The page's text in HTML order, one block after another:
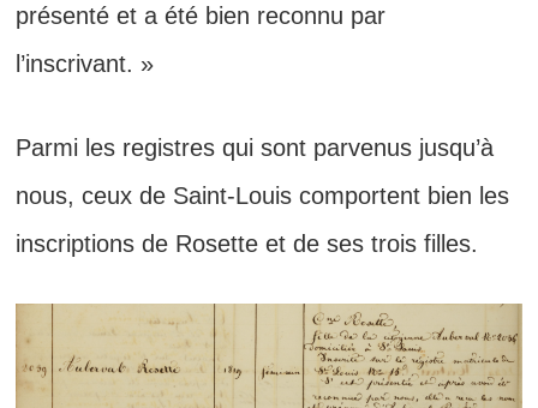
présenté et a été bien reconnu par
l’inscrivant. »
Parmi les registres qui sont parvenus jusqu’à
nous, ceux de Saint-Louis comportent bien les
inscriptions de Rosette et de ses trois filles.